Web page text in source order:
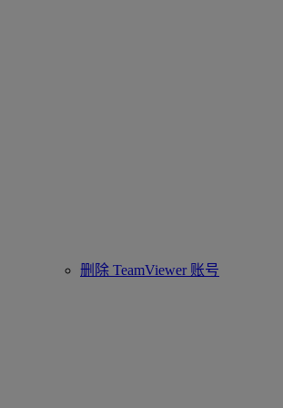
删除 TeamViewer 账号